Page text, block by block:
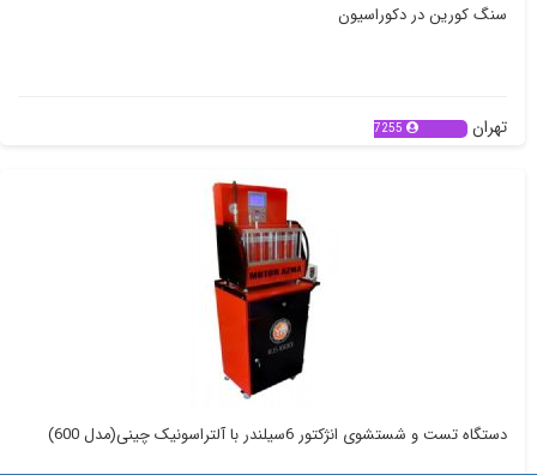
سنگ کورین در دکوراسیون
تهران 7255
دستگاه تست و شستشوی انژکتور 6سیلندر با آلتراسونیک چینی(مدل 600)